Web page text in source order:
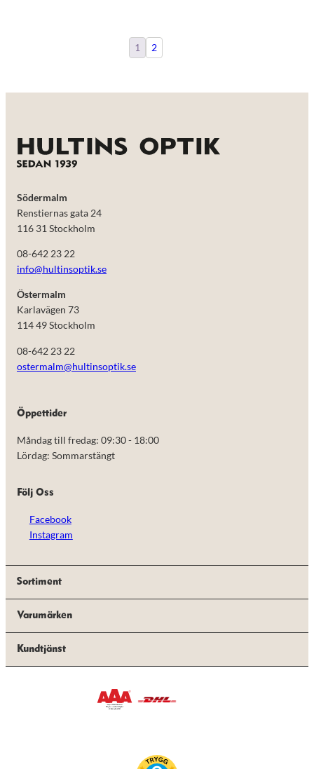
1 2
Södermalm
Renstiernas gata 24
116 31 Stockholm
08-642 23 22
info@hultinsoptik.se
Östermalm
Karlavägen 73
114 49 Stockholm
08-642 23 22
ostermalm@hultinsoptik.se
Öppettider
Måndag till fredag: 09:30 - 18:00
Lördag: Sommarstängt
Följ Oss
Facebook
Instagram
Sortiment
Varumärken
Kundtjänst